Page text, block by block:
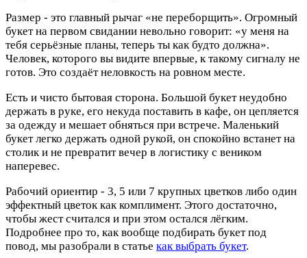
Размер - это главный рычаг «не переборщить». Огромный
букет на первом свидании невольно говорит: «у меня на
тебя серьёзные планы, теперь ты как будто должна».
Человек, которого вы видите впервые, к такому сигналу не
готов. Это создаёт неловкость на ровном месте.
Есть и чисто бытовая сторона. Большой букет неудобно
держать в руке, его некуда поставить в кафе, он цепляется
за одежду и мешает обняться при встрече. Маленький
букет легко держать одной рукой, он спокойно встанет на
столик и не превратит вечер в логистику с веником
наперевес.
Рабочий ориентир - 3, 5 или 7 крупных цветков либо один
эффектный цветок как комплимент. Этого достаточно,
чтобы жест считался и при этом остался лёгким.
Подробнее про то, как вообще подбирать букет под
повод, мы разобрали в статье как выбрать букет.